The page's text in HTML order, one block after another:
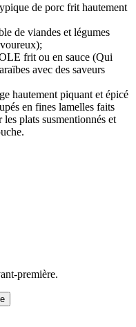
de porc frit hautement
de viandes et légumes
frit ou en sauce (Qui
avec des saveurs
hautement piquant et épicé
en fines lamelles faits
plats susmentionnés et
première.